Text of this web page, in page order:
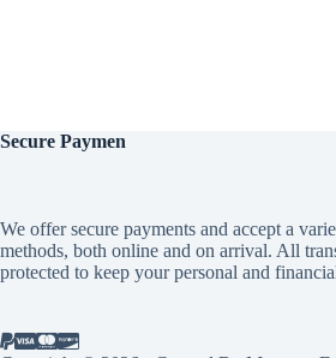
Secure Paymen
We offer secure payments and accept a
methods, both online and on arrival. All
protected to keep your personal and